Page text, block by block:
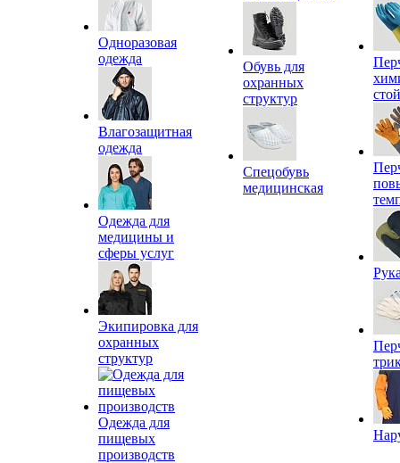
Одноразовая
одежда
Влагозащитная
одежда
Одежда для
медицины и
сферы услуг
Экипировка для
охранных
структур
Одежда для
пищевых
производств
Обувь для
охранных
структур
Спецобувь
медицинская